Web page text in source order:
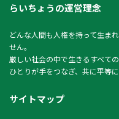
らいちょうの運営理念
どんな人間も人権を持って生ま
せん。
厳しい社会の中で生きるすべて
ひとりが手をつなぎ、共に平等
サイトマップ